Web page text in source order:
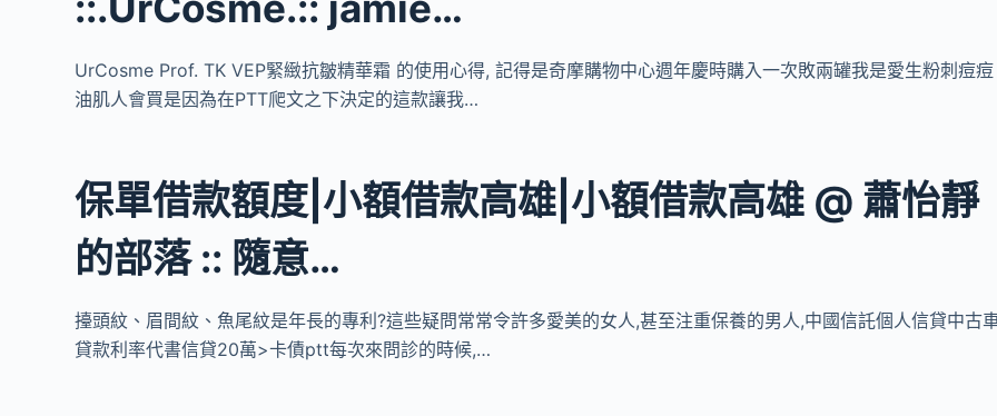
UrCosme Prof. TK VEP緊緻抗皺精華霜 的使用心得, 記得是奇摩購物中心週年慶時購入一次敗兩罐我是愛生粉刺痘痘
油肌人會買是因為在PTT爬文之下決定的這款讓我…
保單借款額度|小額借款高雄|小額借款高雄 @ 蕭怡靜
的部落 :: 隨意…
擡頭紋、眉間紋、魚尾紋是年長的專利?這些疑問常常令許多愛美的女人,甚至注重保養的男人,中國信託個人信貸中古
貸款利率代書信貸20萬>卡債ptt每次來問診的時候,…